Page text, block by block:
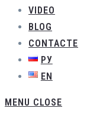
VIDEO
BLOG
CONTACTE
РУ
EN
MENU CLOSE